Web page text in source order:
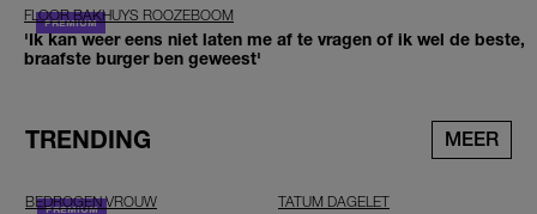
FLOOR BAKHUYS ROOZEBOOM
'Ik kan weer eens niet laten me af te vragen of ik wel de beste,
braafste burger ben geweest'
TRENDING MEER
BEDROGEN VROUW TATUM DAGELET